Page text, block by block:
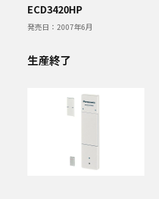
ECD3420HP
発売日： 2007年6月
生産終了